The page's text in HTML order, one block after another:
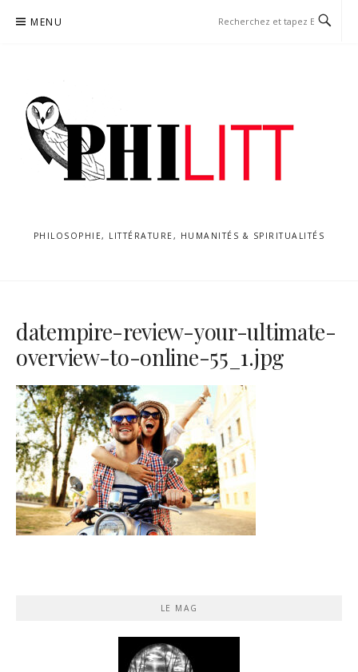
MENU
PHILOSOPHIE, LITTÉRATURE, HUMANITÉS & SPIRITUALITÉS
datempire-review-your-ultimate-
overview-to-online-55_1.jpg
LE MAG